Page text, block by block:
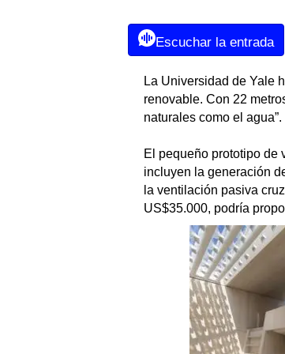
Escuchar la entrada
La Universidad de Yale
renovable. Con 22
naturales como el agua”.
El pequeño prototipo de
incluyen la generación
la ventilación pasiva
US$35.000, podría